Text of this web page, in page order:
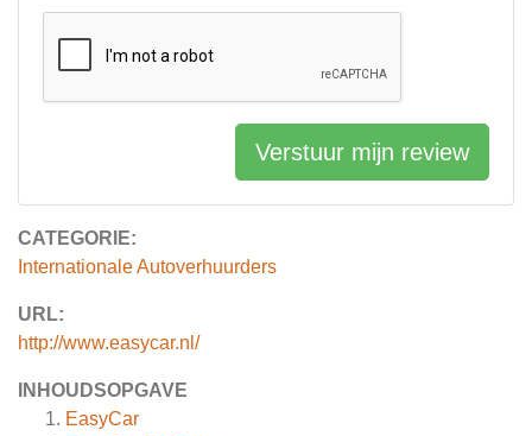
CATEGORIE:
Internationale Autoverhuurders
URL:
http://www.easycar.nl/
INHOUDSOPGAVE
EasyCar
Verstuur mijn review